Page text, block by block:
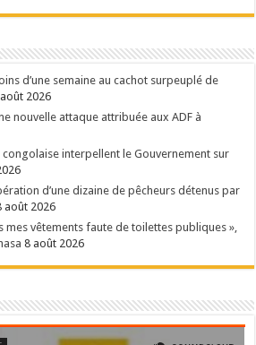
d’une semaine au cachot surpeuplé de
2026
nouvelle attaque attribuée aux ADF à
interpellent le Gouvernement sur
d’une dizaine de pêcheurs détenus par
août 2026
mes vêtements faute de toilettes publiques »,
8 août 2026